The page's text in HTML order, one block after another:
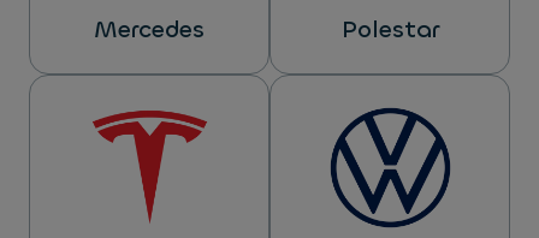
Mercedes Polestar